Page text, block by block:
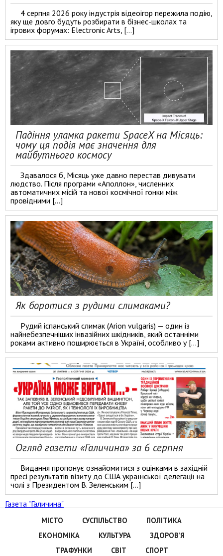
4 серпня 2026 року індустрія відеоігор пережила подію,
яку ще довго будуть розбирати в бізнес-школах та
ігрових форумах: Electronic Arts, […]
Падіння уламка ракети SpaceX на Місяць:
чому ця подія має значення для
майбутнього космосу
Здавалося б, Місяць уже давно перестав дивувати
людство. Після програми «Аполлон», численних
автоматичних місій та нової космічної гонки між
провідними […]
Як боротися з рудими слимаками?
Рудий іспанський слимак (Arion vulgaris) — один із
найнебезпечніших інвазійних шкідників, який останніми
роками активно поширюється в Україні, особливо у […]
Огляд газети «Галичина» за 6 серпня
Видання пропонує ознайомитися з оцінками в західній
пресі результатів візиту до США української делегації на
чолі з Президентом В. Зеленським […]
Газета "Галичина"
МІСТО СУСПІЛЬСТВО
ПОЛІТИКА
ЕКОНОМІКА
КУЛЬТУРА
ЗДОРОВ’Я
ТРАФУНКИ
СВІТ СПОРТ